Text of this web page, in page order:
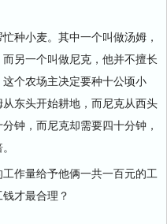
种小麦。其中一个叫做汤姆，
另一个叫做尼克，他并不擅长
个农场主决定要种十公顷小
东头开始耕地，而尼克从西头
钟，而尼克却需要四十分钟，
作量给予他俩一共一百元的工
才最合理？